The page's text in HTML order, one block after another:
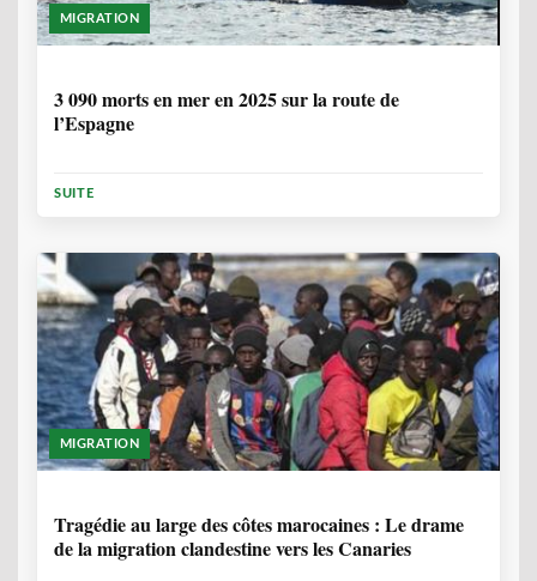
MIGRATION
3 090 morts en mer en 2025 sur la route de
l’Espagne
SUITE
MIGRATION
Tragédie au large des côtes marocaines : Le drame
de la migration clandestine vers les Canaries